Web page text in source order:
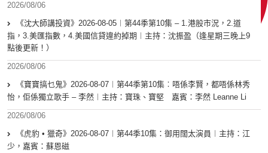
2026/08/06
《沈大師講投資》2026-08-05︱第44季第10集 – 1.港股市況，2.道
指，3.美匯指數，4.美國信貸違約掉期︱主持：沈振盈（逢星期三晚上9
點後更新！）
2026/08/06
《寶寶搞乜鬼》2026-08-07︱第44季第10集︰唔係李賢，都唔係林秀
怡，佢係獨立歌手 – 李然︱主持：寶珠、寶堅 嘉賓：李然 Leanne Li
2026/08/06
《虎豹 • 獵奇》2026-08-07︱第44季10集：御用闊太演員︱主持：江
少，嘉賓：蘇恩磁